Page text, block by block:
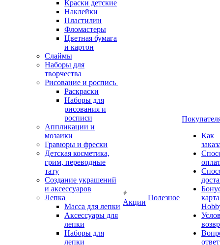
Краски детские
Наклейки
Пластилин
Фломастеры
Цветная бумага
и картон
Слаймы
Наборы для
творчества
Рисование и роспись
Раскраски
Наборы для
рисования и
росписи
Аппликации и
мозаики
Гравюры и фрески
Детская косметика,
грим, переводные
тату
Создание украшений
и аксессуаров
Лепка
Масса для лепки
Аксессуары для
лепки
Наборы для
лепки
Акции
Полезное
Как
карта
ответ